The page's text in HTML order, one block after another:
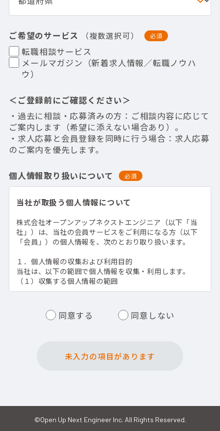
ご希望のサービス （複数選択可） 必須
転職相談サービス
メールマガジン（新着求人情報／転職ノウハ
ウ）
＜ご登録前にご確認ください＞
・過去に相談・応募済みの方：ご相談内容に応じて
ご案内します（希望に添えない場合あり）。
・求人応募と会員登録を同時に行う場合：求人応募
のご案内を優先します。
個人情報取り扱いについて 必須
当社が取扱う個人情報について
株式会社オープンアップネクストエンジニア（以下「当
社」）は、当社の会員サービスをご利用になる方（以下
「会員」）の個人情報を、次のとおり取り扱います。
１．個人情報の収集および利用目的
当社は、以下の範囲で個人情報を収集・利用します。
（１）収集する個人情報の範囲
転職相談に伴うメール・電話でのやり取りの記録
その他、会員サービスの提供に必要な情報
・転職相談を含む会員サービス提供のため
２．個人情報の第三者への提供
同意する 同意しない
未入力の項目があります
©Open Up Next Engineer Inc. All Rights Reserved.